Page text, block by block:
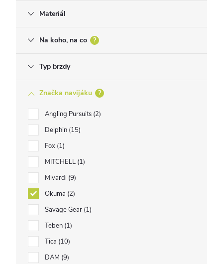
Materiál
Na koho, na co ?
Typ brzdy
Značka navijáku ?
Angling Pursuits 2
Delphin 15
Fox 1
MITCHELL 1
Mivardi 9
Okuma 2
Savage Gear 1
Teben 1
Tica 10
DAM 9